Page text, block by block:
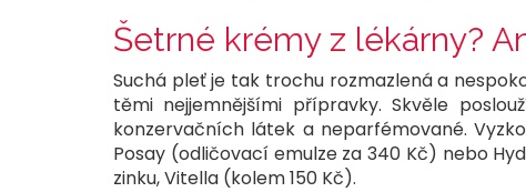
Šetrné krémy z lékárny?
Suchá pleť je tak trochu rozmazlená a
těmi nejjemnějšími přípravky. Skvěle
konzervačních látek a neparfémované.
Posay (odličovací emulze za 340 Kč) nebo
zinku, Vitella (kolem 150 Kč).